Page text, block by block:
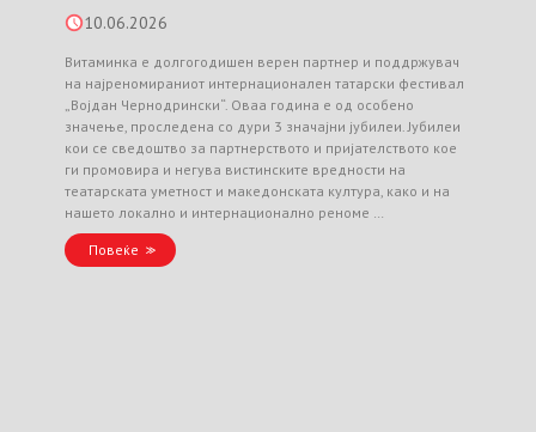
10.06.2026
Витаминка е долгогодишен верен партнер и поддржувач
на најреномираниот интернационален татарски фестивал
„Војдан Чернодрински“. Оваа година е од особено
значење, проследена со дури 3 значајни јубилеи. Јубилеи
кои се сведоштво за партнерството и пријателството кое
ги промовира и негува вистинските вредности на
театарската уметност и македонската култура, како и на
нашето локално и интернационално реноме …
Повеќе